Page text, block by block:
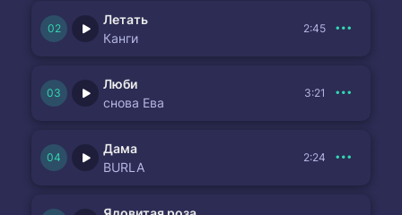
Летать
Канги
2:45
Люби
снова Ева
3:21
Дама
BURLA
2:24